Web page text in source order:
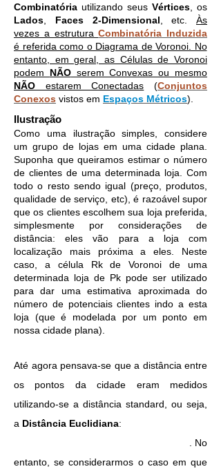
Combinatória utilizando seus Vértices , os
Lados
Faces 2-Dimensional , etc. Às
vezes a estruturaCombinatória Induzida
é referida como o Diagrama de Voronoi. No
entanto, em geral, as Células de Voronoi
podem NÃOserem Convexas ou mesmo
NÃO estarem Conectadas (Conjuntos
Conexos vistos em Espaços Métricos).
Ilustração
Como uma ilustração simples, considere
um grupo de lojas em uma cidade plana.
Suponha que queiramos estimar o número
de clientes de uma determinada loja. Com
todo o resto sendo igual (preço, produtos,
qualidade de serviço, etc), é razoável supor
que os clientes escolhem sua loja preferida,
simplesmente por considerações de
distância: eles vão para a loja com
localização mais próxima a eles. Neste
caso, a célula Rk de Voronoi de uma
determinada loja de Pk pode ser utilizado
para dar uma estimativa aproximada do
número de potenciais clientes indo a esta
loja (que é modelada por um ponto em
nossa cidade plana).
Até agora pensava-se que a distância entre
os pontos da cidade eram medidos
utilizando-se a distância standard, ou seja,
a Distância Euclidiana:
. No
entanto, se considerarmos o caso em que